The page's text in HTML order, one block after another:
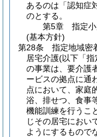
あるのは「認知症
のとする。
第5章
指定
(基本方針)
第28条
指定地域密
居宅介護(以下「指
の事業は、要介護
ービスの拠点に通
点において、家庭
浴、排せつ、食事
機能訓練を行うこ
じその居宅におい
ようにするもので